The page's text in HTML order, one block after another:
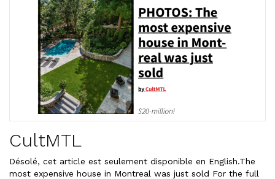
CultMTL
Désolé, cet article est seulement disponible en English.The
most expensive house in Montreal was just sold For the full